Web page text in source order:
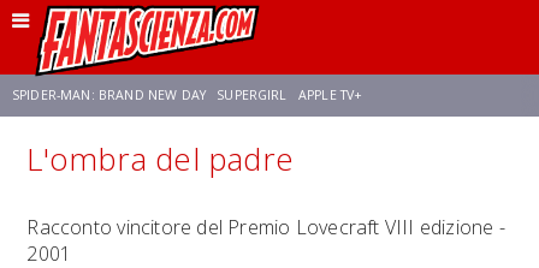
SPIDER-MAN: BRAND NEW DAY SUPERGIRL APPLE TV+
FRANCO RICCIARDIELLO ZENDAYA STAR TREK
NETFLIX
L'ombra del padre
Racconto vincitore del Premio Lovecraft VIII edizione -
2001